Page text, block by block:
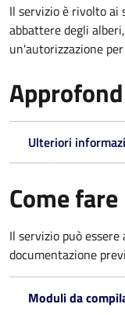
Il servizio è rivolto ai
abbattere degli
un'autorizzazione
Ulteriori
Come fare
Il servizio può
documentazione
Moduli da